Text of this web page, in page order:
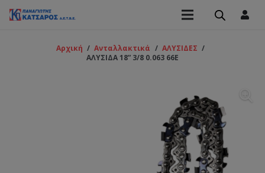
Αρχική / Ανταλλακτικά / ΑΛΥΣΙΔΕΣ /
ΑΛΥΣΙΔΑ 18” 3/8 0.063 66Ε